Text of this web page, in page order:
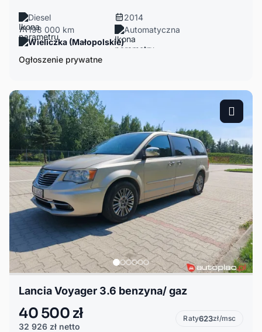
Diesel
2014
198 000 km
Automatyczna
Wieliczka (Małopolskie)
Ogłoszenie prywatne
Lancia Voyager 3.6 benzyna/ gaz
40 500 zł
32 926 zł netto
Raty623zł/msc